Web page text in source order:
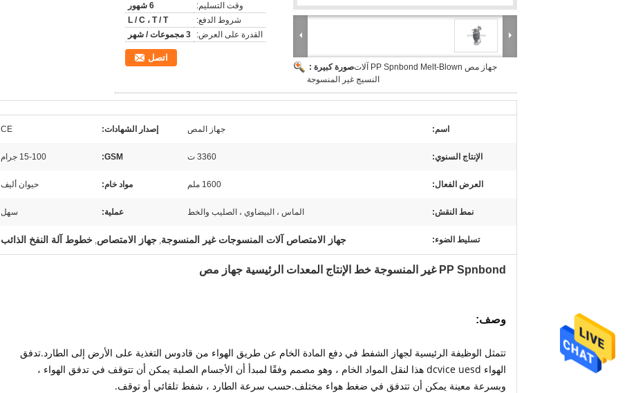
صورة كبيرة :جهاز مص PP Spnbond Melt-Blown آلات
النسيج غير المنسوجة
وقت التسليم:
6 شهور
شروط الدفع:
L / C ، T / T
القدرة على العرض:
3 مجموعات / شهر
اتصل
اسم: جهاز المص إصدار الشهادات: CE
الإنتاج السنوي: 3360 ت GSM: 15-100 جرام
العرض الفعال: 1600 ملم مواد خام: حيوان أليف
نمط النقش: الماس ، البيضاوي ، الصليب والخط عملية: سهل
تسليط الضوء: جهاز الامتصاص آلات المنسوجات غير المنسوجة, جهاز الامتصاص, خطوط آلة النفخ الذائب
PP Spnbond غير المنسوجة خط الإنتاج المعدات الرئيسية جهاز مص
وصف:
تتمثل الوظيفة الرئيسية لجهاز الشفط في دفع المادة الخام عن طريق الهواء من قادوس التغذية على الأرض إلى الطارد.تدفق
الهواء dcvice uesd هذا لنقل المواد الخام ، وهو مصمم وفقًا لمبدأ أن الأجسام الصلبة يمكن أن تتوقف في تدفق الهواء ،
وبسرعة معينة يمكن أن تتدفق في ضغط هواء مختلف.حسب سرعة الطارد ، شفط تلقائي أو توقف.